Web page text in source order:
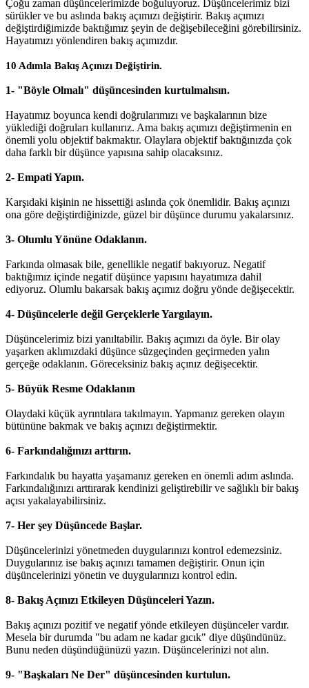
Çoğu zaman düşüncelerimizde boğuluyoruz. Düşüncelerimiz bizi
sürükler ve bu aslında bakış açımızı değiştirir. Bakış açımızı
değiştirdiğimizde baktığımız şeyin de değişebileceğini görebilirsiniz.
Hayatımızı yönlendiren bakış açımızdır.
10 Adımla Bakış Açınızı Değiştirin.
1- "Böyle Olmalı" düşüncesinden kurtulmalısın.
Hayatımız boyunca kendi doğrularımızı ve başkalarının bize
yüklediği doğruları kullanırız. Ama bakış açımızı değiştirmenin en
önemli yolu objektif bakmaktır. Olaylara objektif baktığınızda çok
daha farklı bir düşünce yapısına sahip olacaksınız.
2- Empati Yapın.
Karşıdaki kişinin ne hissettiği aslında çok önemlidir. Bakış açınızı
ona göre değiştirdiğinizde, güzel bir düşünce durumu yakalarsınız.
3- Olumlu Yönüne Odaklanın.
Farkında olmasak bile, genellikle negatif bakıyoruz. Negatif
baktığımız içinde negatif düşünce yapısını hayatımıza dahil
ediyoruz. Olumlu bakarsak bakış açımız doğru yönde değişecektir.
4- Düşüncelerle değil Gerçeklerle Yargılayın.
Düşüncelerimiz bizi yanıltabilir. Bakış açımızı da öyle. Bir olay
yaşarken aklımızdaki düşünce süzgeçinden geçirmeden yalın
gerçeğe odaklanın. Göreceksiniz bakış açınız değişecektir.
5- Büyük Resme Odaklanın
Olaydaki küçük ayrıntılara takılmayın. Yapmanız gereken olayın
bütününe bakmak ve bakış açınızı değiştirmektir.
6- Farkındalığınızı arttırın.
Farkındalık bu hayatta yaşamanız gereken en önemli adım aslında.
Farkındalığınızı arttırarak kendinizi geliştirebilir ve sağlıklı bir bakış
açısı yakalayabilirsiniz.
7- Her şey Düşüncede Başlar.
Düşüncelerinizi yönetmeden duygularınızı kontrol edemezsiniz.
Duygularınız ise bakış açınızı tamamen değiştirir. Onun için
düşüncelerinizi yönetin ve duygularınızı kontrol edin.
8- Bakış Açınızı Etkileyen Düşünceleri Yazın.
Bakış açınızı pozitif ve negatif yönde etkileyen düşünceler vardır.
Mesela bir durumda "bu adam ne kadar gıcık" diye düşündünüz.
Bunu neden düşündüğünüzü yazın. Düşüncelerinizi not alın.
9- "Başkaları Ne Der" düşüncesinden kurtulun.